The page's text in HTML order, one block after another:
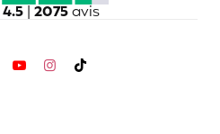
4.5 | 2075avis